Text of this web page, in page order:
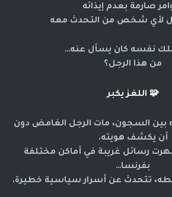
صارمة بعدم إيذائه
لأي شخص من التحدث معه
نفسه كان يسأل عنه…
من هذا الرجل؟
🧩 اللغز يكبر
بين السجون، مات الرجل الغامض دون
أن يكشف هويته.
رسائل غريبة في أماكن مختلفة
بفرنسا…
تتحدث عن أسرار سياسية خطيرة.